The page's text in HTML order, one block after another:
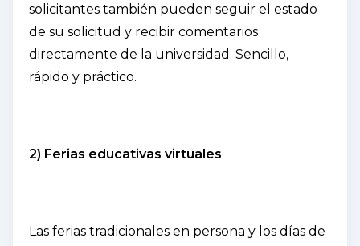
solicitantes también pueden seguir el estado
de su solicitud y recibir comentarios
directamente de la universidad. Sencillo,
rápido y práctico.
2) Ferias educativas virtuales
Las ferias tradicionales en persona y los días de